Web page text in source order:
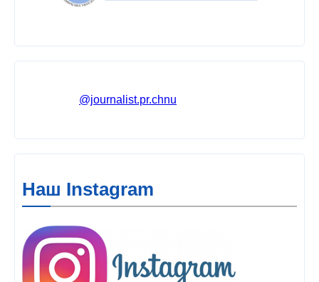
@journalist.pr.chnu
Наш Instagram